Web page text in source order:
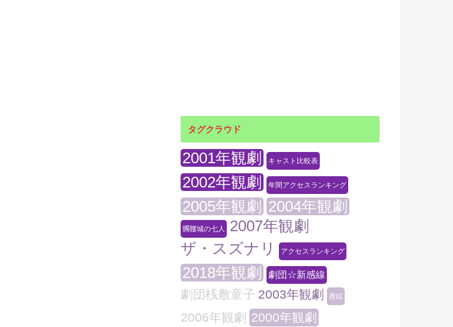
タグクラウド
2001年観劇 キャスト比較表
2002年観劇 年間アクセスランキング
2005年観劇 2004年観劇
髑髏城の七人
2007年観劇
ザ・スズナリ
アクセスランキング
2018年観劇 劇団☆新感線
劇団桟敷童子 2003年観劇 唐組
2006年観劇
2000年観劇